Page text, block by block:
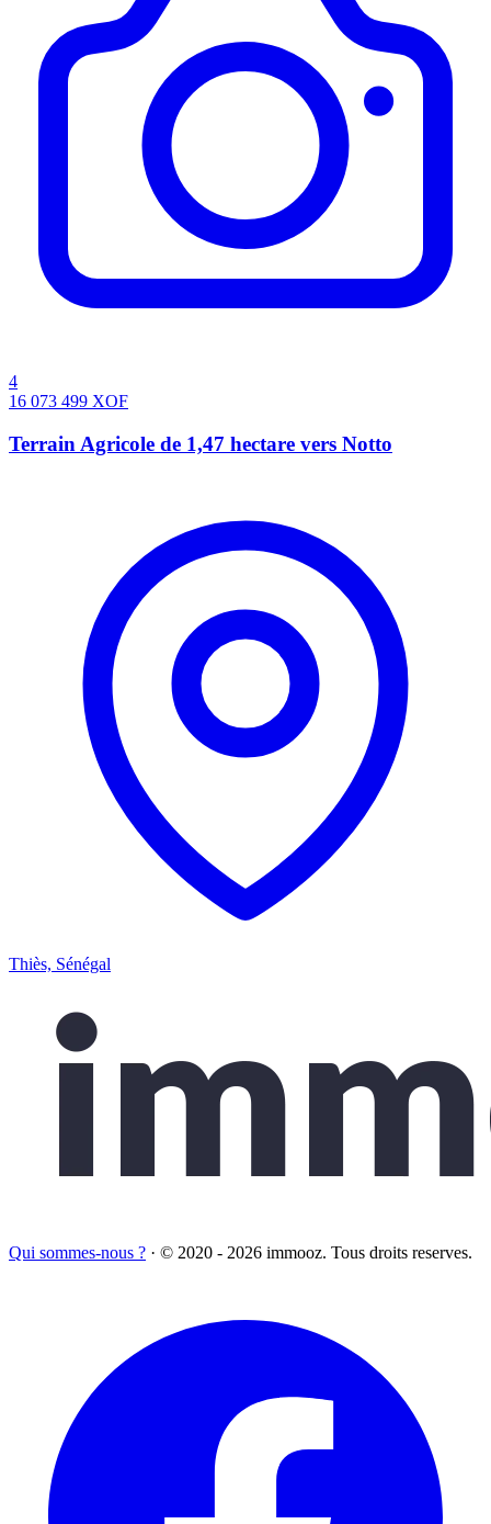
4
16 073 499 XOF
Terrain Agricole de 1,47 hectare vers Notto
Thiès, Sénégal
Qui sommes-nous ? · © 2020 - 2026 immooz. Tous droits reserves.